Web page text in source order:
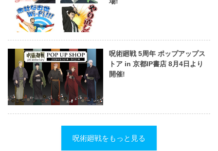
呪術廻戦 5周年 ポップアップス
トア in 京都IP書店 8月4日より
開催!
呪術廻戦をもっと見る